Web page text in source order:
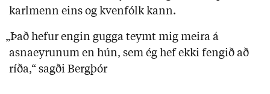
karlmenn eins og kvenfólk kann.
„Það hefur engin gugga teymt mig meira á
asnaeyrunum en hún, sem ég hef ekki fengið að
ríða,“ sagði Bergþór